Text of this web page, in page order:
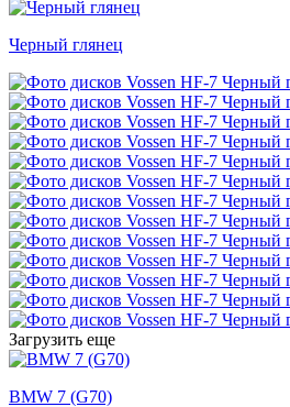
Черный глянец
Загрузить еще
BMW 7 (G70)